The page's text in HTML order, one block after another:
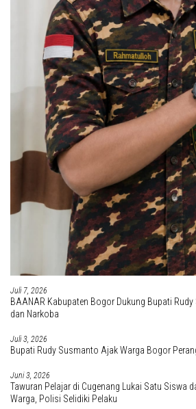
Selengkapnya
Berita Kriminal
Ini adalah contoh deskripsi untuk widget recent
memasukkan deskripsi pada widget ini.